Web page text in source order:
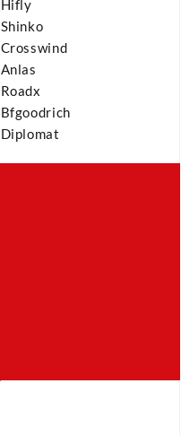
Hifly
Shinko
Crosswind
Anlas
Roadx
Bfgoodrich
Diplomat